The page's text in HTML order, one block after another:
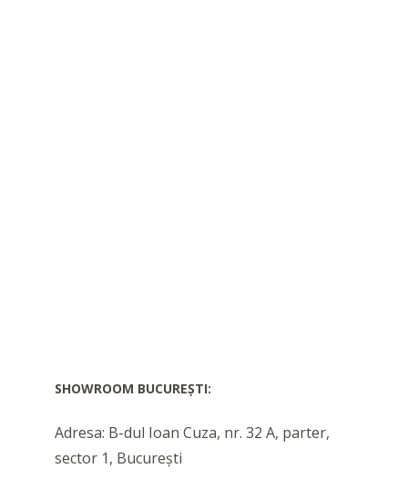
SHOWROOM BUCUREȘTI:
Adresa: B-dul Ioan Cuza, nr. 32 A, parter,
sector 1, București